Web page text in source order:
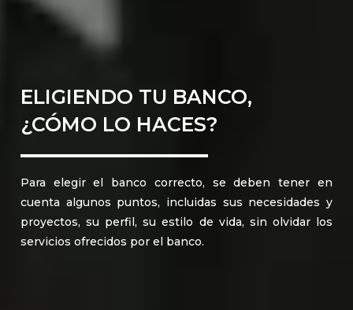
ELIGIENDO TU BANCO,
¿CÓMO LO HACES?
Para elegir el banco correcto, se deben tener en
cuenta algunos puntos, incluidas sus necesidades y
proyectos, su perfil, su estilo de vida, sin olvidar los
servicios ofrecidos por el banco.